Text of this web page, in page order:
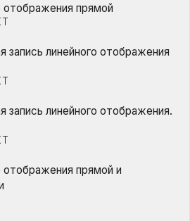
отображения прямой
запись линейного отображения
запись линейного отображения.
отображения прямой и